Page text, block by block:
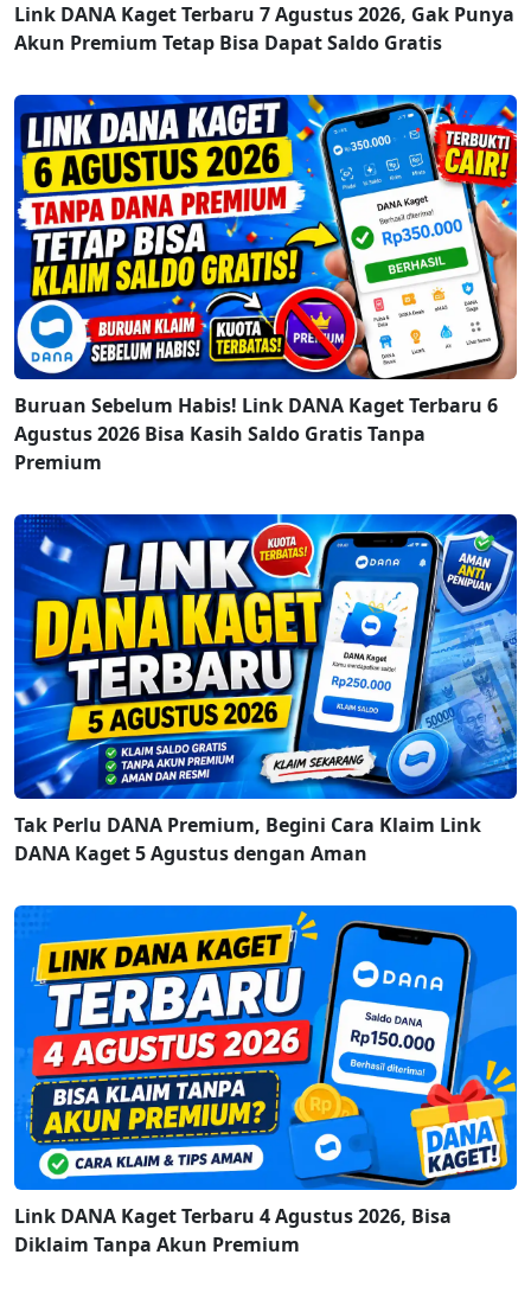
Link DANA Kaget Terbaru 7 Agustus 2026, Gak Punya
Akun Premium Tetap Bisa Dapat Saldo Gratis
Buruan Sebelum Habis! Link DANA Kaget Terbaru 6
Agustus 2026 Bisa Kasih Saldo Gratis Tanpa
Premium
Tak Perlu DANA Premium, Begini Cara Klaim Link
DANA Kaget 5 Agustus dengan Aman
Link DANA Kaget Terbaru 4 Agustus 2026, Bisa
Diklaim Tanpa Akun Premium